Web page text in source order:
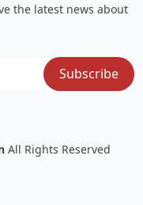
the latest news about
All Rights Reserved